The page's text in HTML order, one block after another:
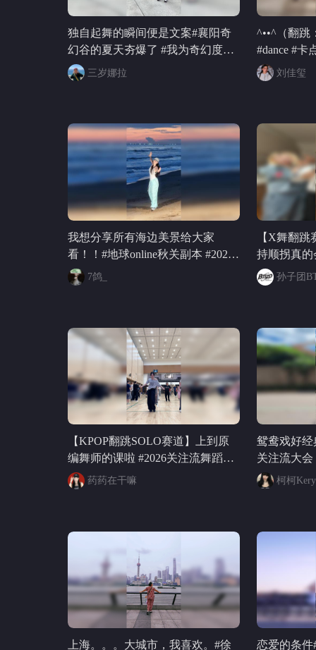
独自起舞的瞬间便是文案#襄阳奇
幻谷的夏天夯爆了 #我为奇幻度假
区代言 #在湖北看到了奇幻烟花 #
公主抱就要公主来抱 #人类对湖北
畅酷酷的
三岁娜拉
^••^（翻跳
#dance #卡
大赛刘佳玺
我想分享所有海边美景给大家
看！！#地球online秋关副本 #2026
秋季搜狐视频关注流大会 @张朝阳
@涛姐是女神 @一只飞鸿 @潮流
7鸽_
【X舞翻
持顺拐真的
舞
孙子团
【KPOP翻跳SOLO赛道】上到原
编舞师的课啦 #2026关注流舞蹈大
赛 #lngsht
药药在干嘛
鸳鸯戏好经
关注流大会
柯柯Kery
上海。。。大城市，我喜欢。#徐
恋爱的条